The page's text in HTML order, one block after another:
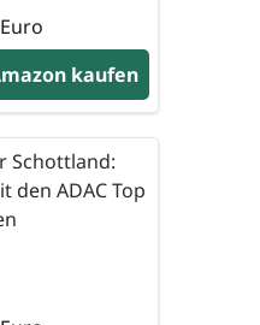
kaufen
Schottland:
den ADAC Top